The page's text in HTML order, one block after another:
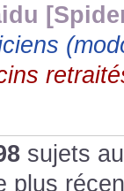
Depuis
HD1 et
sur
à trouver un
mais
sujets
plus